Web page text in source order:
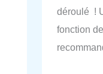
déroulé !
fonction